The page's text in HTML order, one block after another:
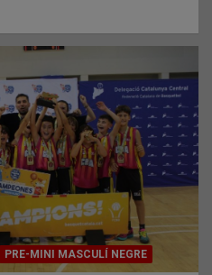
PRE-MINI MASCULÍ NEGRE